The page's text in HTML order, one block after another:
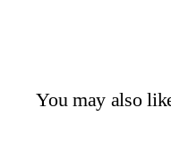
You may also